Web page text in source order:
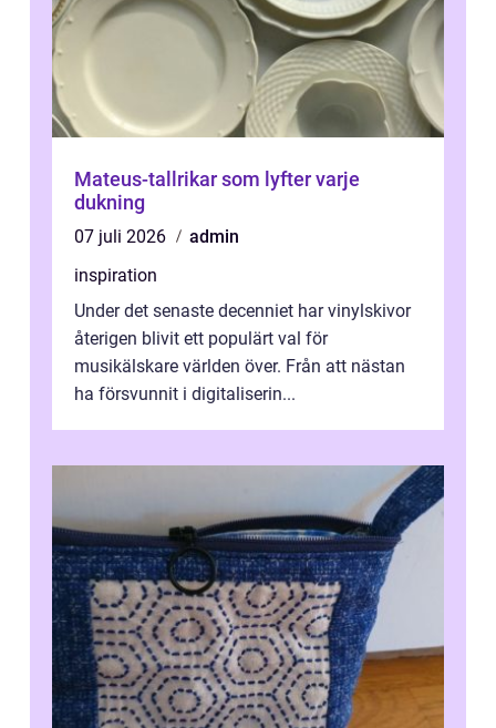
Mateus-tallrikar som lyfter varje
dukning
07 juli 2026
admin
inspiration
Under det senaste decenniet har vinylskivor
återigen blivit ett populärt val för
musikälskare världen över. Från att nästan
ha försvunnit i digitaliserin...